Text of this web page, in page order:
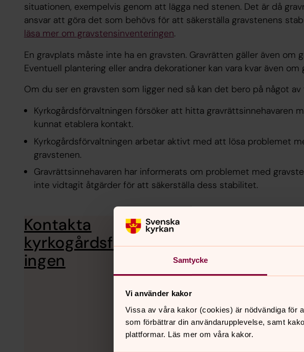
Samtycke
Vi använder kakor
Vissa av våra kakor (cookies) är nödvändiga för
som förbättrar din användarupplevelse, samt
plattformar. Läs mer om våra kakor.
situationen, exempelvis genom att lägga ned stenen. Det är då
ansvar att göra det som behövs för att säkerställa gravstenens
läsa mer om gravstensinventeringen.
En gravplats måste inte ha en gravsten. Gravrätten gäller även om
Eventuell plantering eller andra dekorationer kan vara kvar även
Om du ser en gravsten som ligger ned så kan det bero på något av
Kyrkogårdsförvaltningen försöker att hitta gravrättsinnehavaren
kunnat etablera kontakt.
Kyrkogårdsförvaltningen arbetar aktivt med att lösa problemet
gravstenen.
Gravrättsinnehavaren har informerats om problemet med
inte vidtagit åtgärder för att säkerställa dess stabilitet.
Kontakta
kyrkogårdsförvaltn
ingen
Hos oss kan du boka tid för
dig med frågor gällande